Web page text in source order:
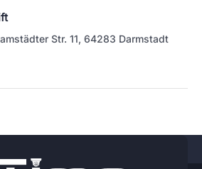
Str. 11, 64283 Darmstadt